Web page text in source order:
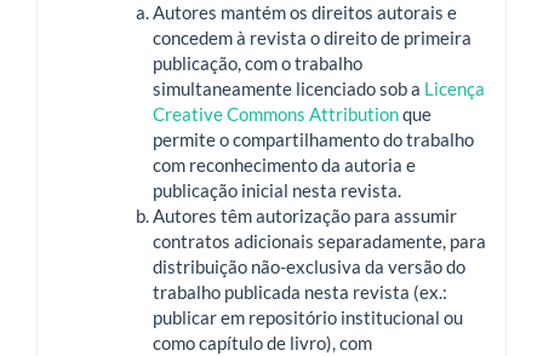
Autores mantém os direitos autorais e
concedem à revista o direito de primeira
publicação, com o trabalho
simultaneamente licenciado sob a Licença
Creative Commons Attributionque
permite o compartilhamento do trabalho
com reconhecimento da autoria e
publicação inicial nesta revista.
Autores têm autorização para assumir
contratos adicionais separadamente, para
distribuição não-exclusiva da versão do
trabalho publicada nesta revista (ex.:
publicar em repositório institucional ou
como capítulo de livro), com